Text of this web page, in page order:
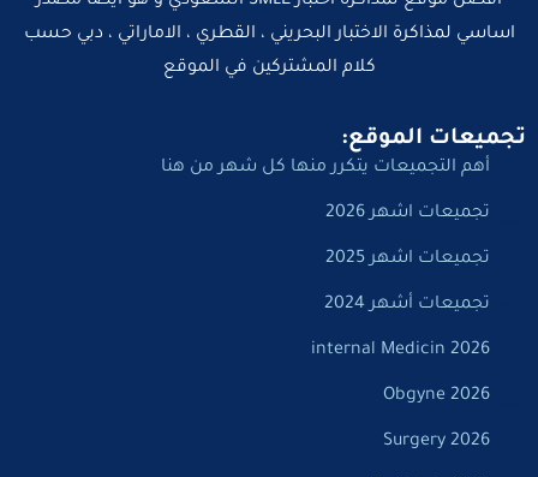
اساسي لمذاكرة الاختبار البحريني ، القطري ، الاماراتي ، دبي حسب
كلام المشتركين في الموقع
تجميعات الموقع:
أهم التجميعات يتكرر منها كل شهر من هنا
تجميعات اشهر 2026
تجميعات اشهر 2025
تجميعات أشهر 2024
internal Medicin 2026
Obgyne 2026
Surgery 2026